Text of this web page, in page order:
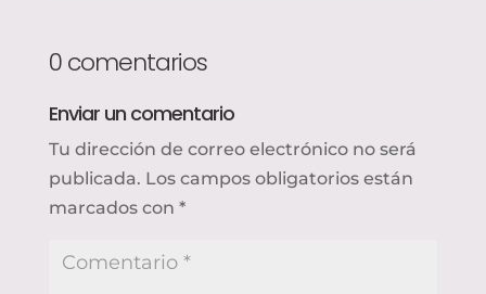
0 comentarios
Enviar un comentario
Tu dirección de correo electrónico no será
publicada. Los campos obligatorios están
marcados con *